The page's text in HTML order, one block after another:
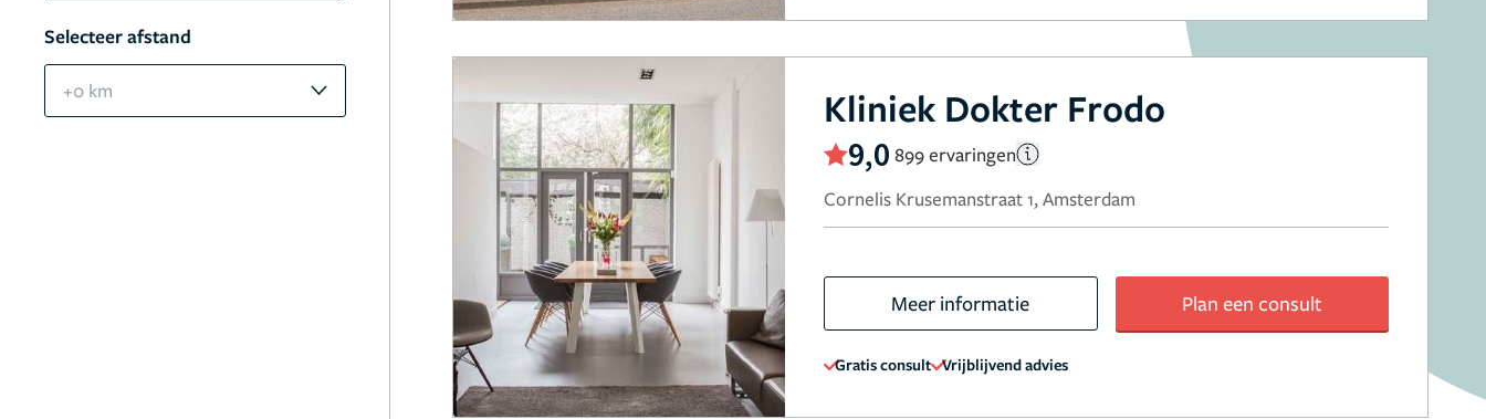
Selecteer afstand
+0 km Kliniek Dokter Frodo
9,0 899 ervaringen
Cornelis Krusemanstraat 1, Amsterdam
Meer informatie Plan een consult
Gratis consult Vrijblijvend advies